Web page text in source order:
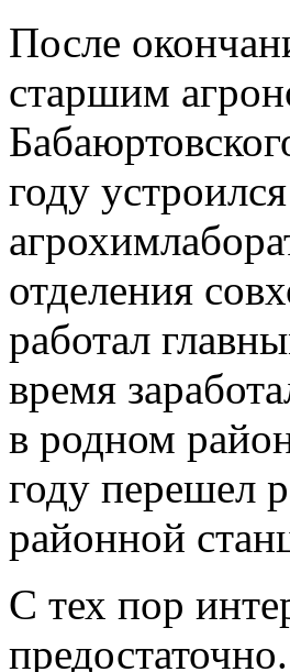
После
старшим
году
отделения
работал
время
в родном
году перешел
районной
С тех пор